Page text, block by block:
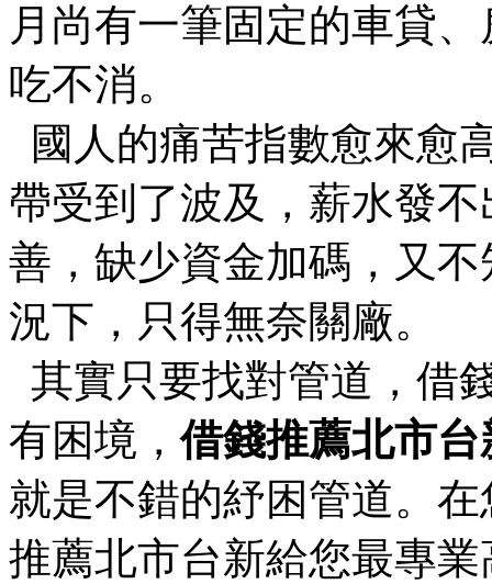
月尚有一筆固定的車貸
吃不消。
國人的痛苦指數愈來愈
帶受到了波及，薪水發
善，缺少資金加碼，又
況下，只得無奈關廠。
其實只要找對管道，借
有困境，借錢推薦北市台
就是不錯的紓困管道。
推薦北市台新給您最專